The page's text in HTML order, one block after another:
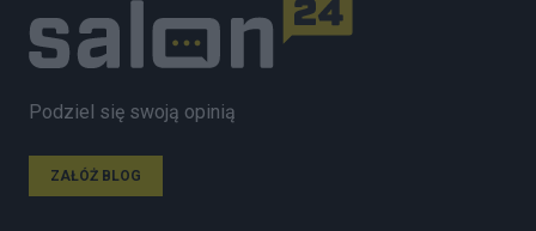
Podziel się swoją opinią
ZAŁÓŻ BLOG